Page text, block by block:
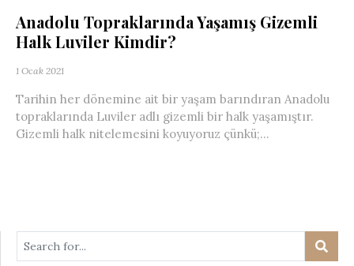
Anadolu Topraklarında Yaşamış Gizemli
Halk Luviler Kimdir?
1 Ocak 2021
Tarihin her dönemine ait bir yaşam barındıran Anadolu
topraklarında Luviler adlı gizemli bir halk yaşamıştır.
Gizemli halk nitelemesini koyuyoruz çünkü;...